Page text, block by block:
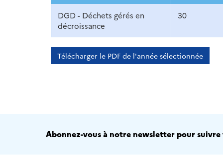
DGD - Déchets gérés en
décroissance
30
Télécharger le PDF de l'année sélectionnée
Abonnez-vous à notre newsletter pour suivre